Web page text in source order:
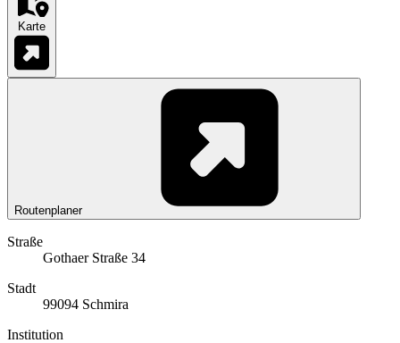
Karte
Routenplaner
Straße
Gothaer Straße 34
Stadt
99094 Schmira
Institution